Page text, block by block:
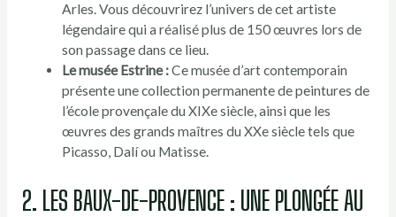
Arles. Vous découvrirez l’univers de cet artiste
légendaire qui a réalisé plus de 150 œuvres lors de
son passage dans ce lieu.
Le musée Estrine :Ce musée d’art contemporain
présente une collection permanente de peintures de
l’école provençale du XIXe siècle, ainsi que les
œuvres des grands maîtres du XXe siècle tels que
Picasso, Dalí ou Matisse.
2. LES BAUX-DE-PROVENCE : UNE PLONGÉE AU